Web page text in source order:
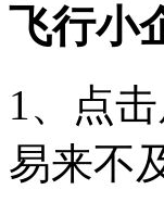
飞行小
1、点
易来不